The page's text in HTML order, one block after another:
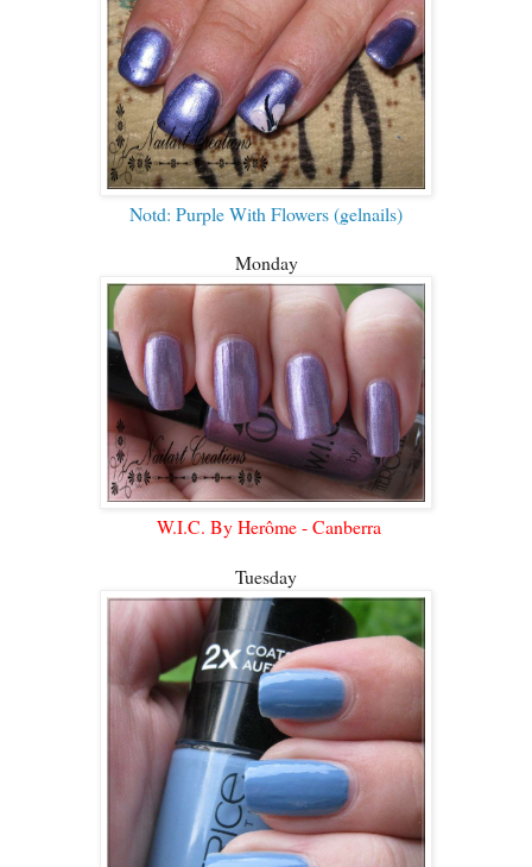
Notd: Purple With Flowers (gelnails)
Monday
W.I.C. By Herôme - Canberra
Tuesday